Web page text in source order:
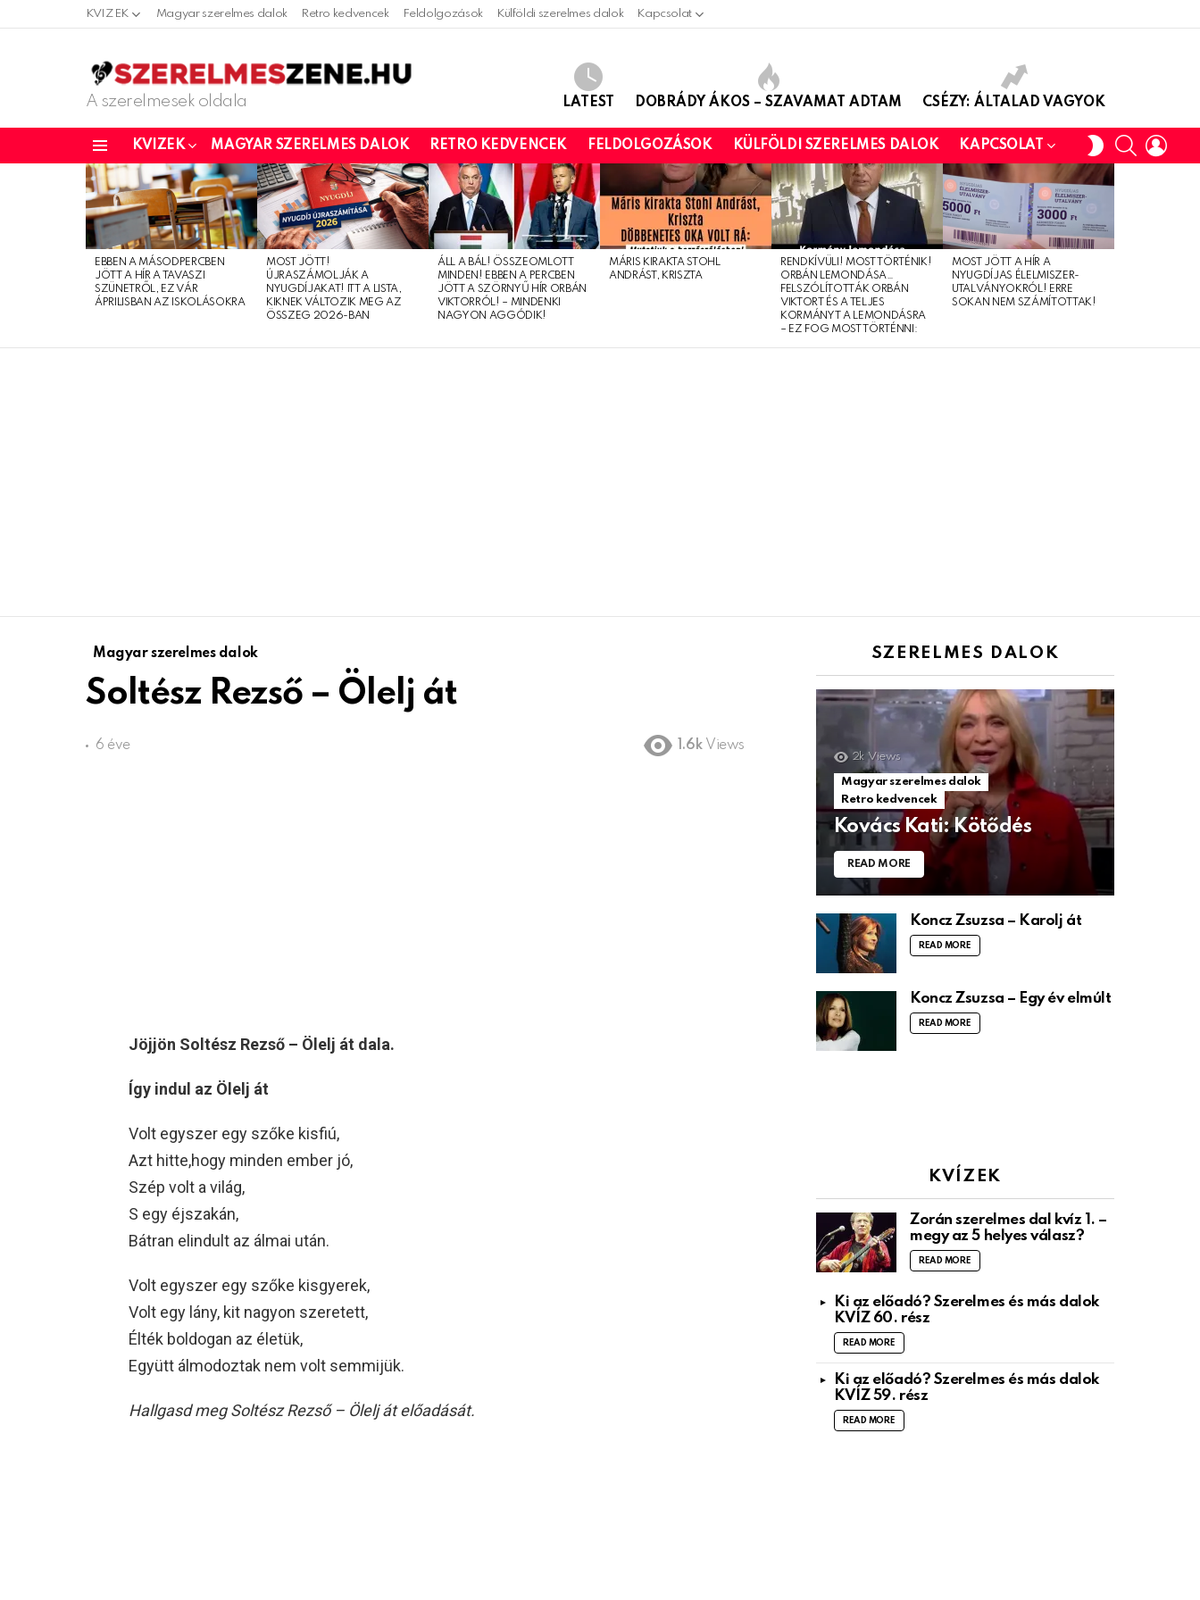
KVIZEK Magyar szerelmes dalok Retro kedvencek Feldolgozások Külföldi szerelmes dalok Kapcsolat
A szerelmesek oldala LATEST DOBRÁDY ÁKOS – SZAVAMAT ADTAM CSÉZY: ÁLTALAD VAGYOK
KVIZEK MAGYAR SZERELMES DALOK RETRO KEDVENCEK FELDOLGOZÁSOK KÜLFÖLDI SZERELMES DALOK KAPCSOLAT
SWITCH
SKIN
SEARCH
LATEST
STORIES
EBBEN A MÁSODPERCBEN
JÖTT A HÍR A TAVASZI
SZÜNETRŐL, EZ VÁR
ÁPRILISBAN AZ ISKOLÁSOKRA
MOST JÖTT!
ÚJRASZÁMOLJÁK A
NYUGDÍJAKAT! ITT A LISTA,
KIKNEK VÁLTOZIK MEG AZ
ÖSSZEG 2026-BAN
ÁLL A BÁL! ÖSSZEOMLOTT
MINDEN! EBBEN A PERCBEN
JÖTT A SZÖRNYŰ HÍR ORBÁN
VIKTORRÓL! – MINDENKI
NAGYON AGGÓDIK!
MÁRIS KIRAKTA STOHL
ANDRÁST, KRISZTA
RENDKÍVÜLI! MOST TÖRTÉNIK!
ORBÁN LEMONDÁSA…
FELSZÓLÍTOTTÁK ORBÁN
VIKTORT ÉS A TELJES
KORMÁNYT A LEMONDÁSRA
– EZ FOG MOST TÖRTÉNNI:
MOST JÖTT A HÍR A
NYUGDÍJAS ÉLELMISZER-
UTALVÁNYOKRÓL! ERRE
SOKAN NEM SZÁMÍTOTTAK!
Magyar szerelmes dalok
Soltész Rezső – Ölelj át
6 éve 1.6k Views
Jöjjön Soltész Rezső – Ölelj át dala.
Így indul az Ölelj át
Volt egyszer egy szőke kisfiú,
Azt hitte,hogy minden ember jó,
Szép volt a világ,
S egy éjszakán,
Bátran elindult az álmai után.
Volt egyszer egy szőke kisgyerek,
Volt egy lány, kit nagyon szeretett,
Élték boldogan az életük,
Együtt álmodoztak nem volt semmijük.
Hallgasd meg Soltész Rezső – Ölelj át előadását.
SZERELMES DALOK
2k Views
Magyar szerelmes dalok
Retro kedvencek
Kovács Kati: Kötődés
READ MORE
Koncz Zsuzsa – Karolj át
READ MORE
Koncz Zsuzsa – Egy év elmúlt
READ MORE
KVÍZEK
Zorán szerelmes dal kvíz 1. –
megy az 5 helyes válasz?
READ MORE
Ki az előadó? Szerelmes és más dalok
KVÍZ 60. rész
READ MORE
Ki az előadó? Szerelmes és más dalok
KVÍZ 59. rész
READ MORE